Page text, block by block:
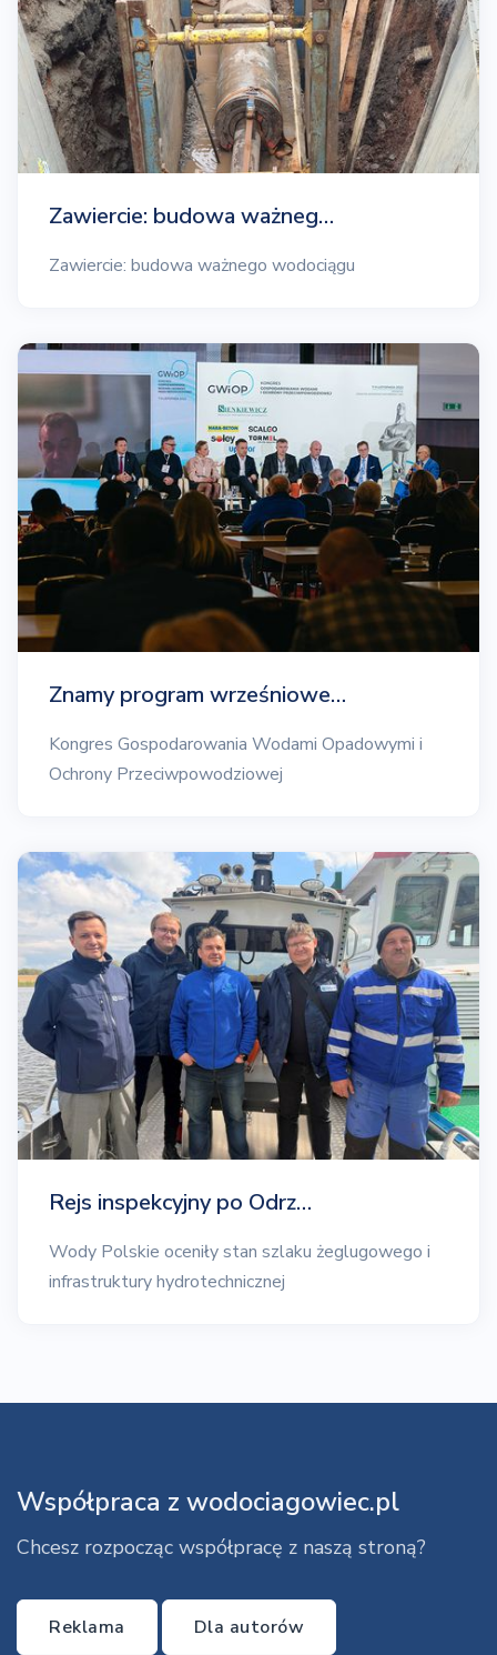
Zawiercie: budowa ważneg…
Zawiercie: budowa ważnego wodociągu
Znamy program wrześniowe…
Kongres Gospodarowania Wodami Opadowymi i
Ochrony Przeciwpowodziowej
Rejs inspekcyjny po Odrz…
Wody Polskie oceniły stan szlaku żeglugowego i
infrastruktury hydrotechnicznej
Współpraca z wodociagowiec.pl
Chcesz rozpocząc współpracę z naszą stroną?
Reklama Dla autorów